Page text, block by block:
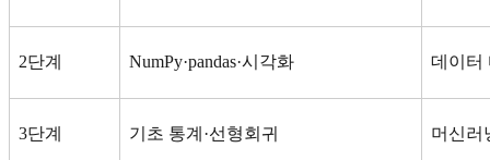
2단계 NumPy·pandas·시각화 데이터
3단계 기초 통계 ·선형회귀 머신러